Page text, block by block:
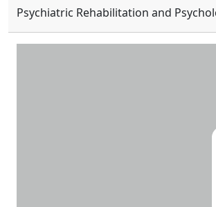
Psychiatric Rehabilitation and